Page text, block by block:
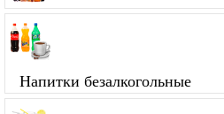
Напитки безалкогольные